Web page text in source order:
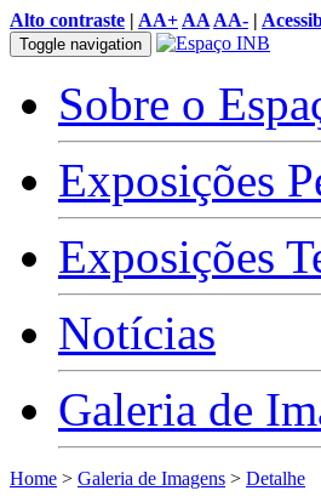
Alto contraste | AA+ AA AA- |
Toggle navigation
Sobre o
Exposições
Exposições
Notícias
Galeria de
Home > Galeria de Imagens > Detalhe